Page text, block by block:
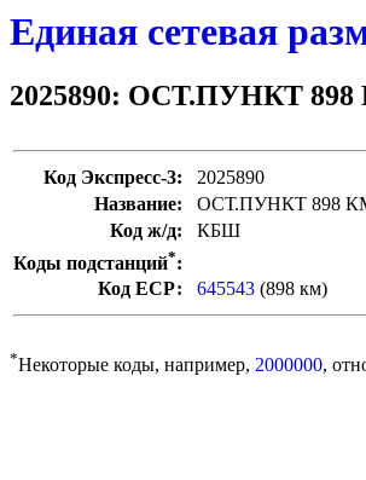
Единая сетевая
2025890: ОСТ.ПУНКТ
Код Экспресс-3:
2025890
Название:
ОСТ.ПУНКТ 898
Код ж/д:
КБШ
Коды подстанций*:
Код ЕСР:
645543 (898 км)
*Некоторые коды, например, 2000000,